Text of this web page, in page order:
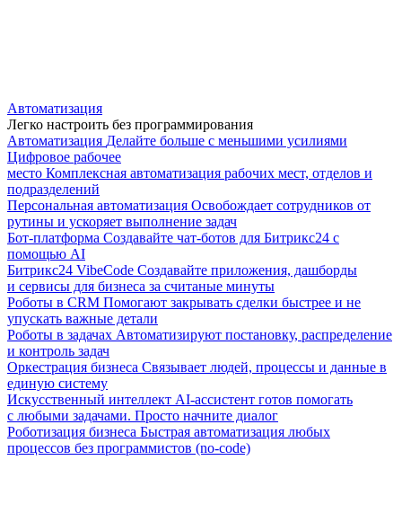
Автоматизация
Легко настроить без программирования
Автоматизация Делайте больше с меньшими усилиями
Цифровое рабочее
место Комплексная автоматизация рабочих мест, отделов и
подразделений
Персональная автоматизация Освобождает сотрудников от
рутины и ускоряет выполнение задач
Бот-платформа Создавайте чат-ботов для Битрикс24 с
помощью AI
Битрикс24 VibeCode Создавайте приложения, дашборды
и сервисы для бизнеса за считаные минуты
Роботы в CRM Помогают закрывать сделки быстрее и не
упускать важные детали
Роботы в задачах Автоматизируют постановку, распределение
и контроль задач
Оркестрация бизнеса Связывает людей, процессы и данные в
единую систему
Искусственный интеллект AI-ассистент готов помогать
с любыми задачами. Просто начните диалог
Роботизация бизнеса Быстрая автоматизация любых
процессов без программистов (no-code)